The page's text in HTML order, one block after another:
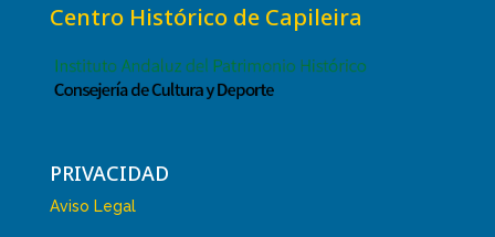
Centro Histórico de Capileira
PRIVACIDAD
Aviso Legal